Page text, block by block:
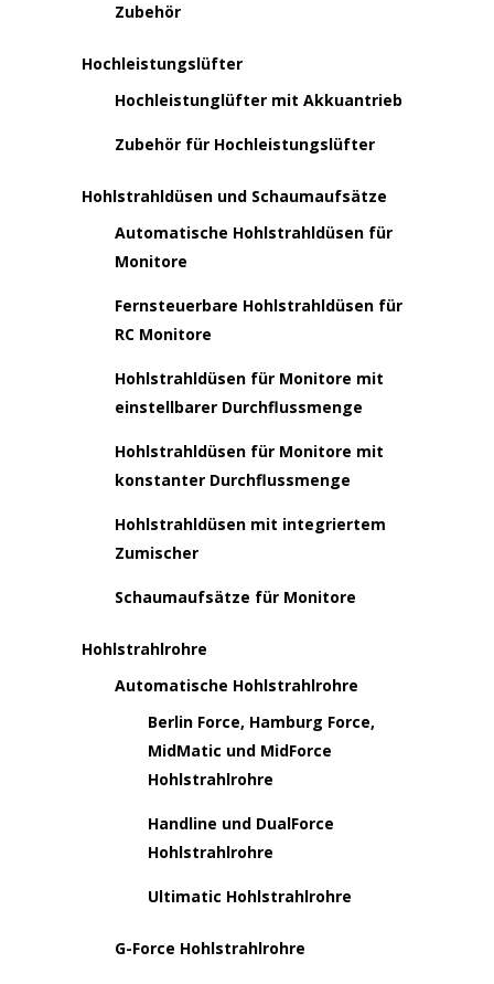
Zubehör
Hochleistungslüfter
Hochleistunglüfter mit Akkuantrieb
Zubehör für Hochleistungslüfter
Hohlstrahldüsen und Schaumaufsätze
Automatische Hohlstrahldüsen für
Monitore
Fernsteuerbare Hohlstrahldüsen für
RC Monitore
Hohlstrahldüsen für Monitore mit
einstellbarer Durchflussmenge
Hohlstrahldüsen für Monitore mit
konstanter Durchflussmenge
Hohlstrahldüsen mit integriertem
Zumischer
Schaumaufsätze für Monitore
Hohlstrahlrohre
Automatische Hohlstrahlrohre
Berlin Force, Hamburg Force,
MidMatic und MidForce
Hohlstrahlrohre
Handline und DualForce
Hohlstrahlrohre
Ultimatic Hohlstrahlrohre
G-Force Hohlstrahlrohre